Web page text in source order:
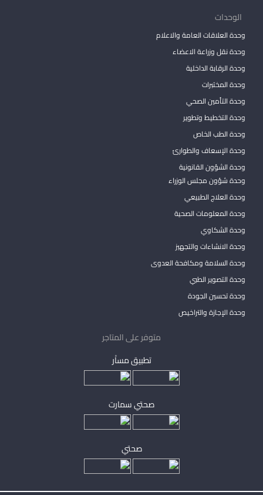
الوحدات
وحدة العلاقات العامة والاعلام
وحدة نقل وزراعة الاعضاء
وحدة الرقابة الداخلية
وحدة المختبرات
وحدة التأمين الصحي
وحدة التخطيط وتطوير
وحدة الطب الخاص
وحدة الإسعاف والطوارئ
وحدة الشؤون القانونية
وحدة شؤون مجلس الوزراء
وحدة العلاج الطبيعي
وحدة المعلومات الصحية
وحدة الشكاوي
وحدة الانشاءات والتجهيز
وحدة السلامة ومكافحة العدوى
وحدة التصوير الطبي
وحدة تحسين الجودة
وحدة الإجازة والتراخيص
متوفر على المتاجر
تطبيق مساْر
صحتي سمارت
صحتي